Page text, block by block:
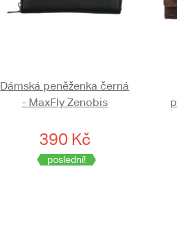
Dámská peněženka černá
- MaxFly Zenobis
390 Kč
poslední!